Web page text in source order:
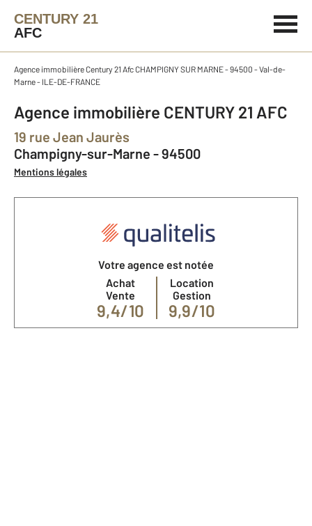
CENTURY 21
AFC
Agence immobilière Century 21 Afc CHAMPIGNY SUR MARNE - 94500 - Val-de-
Marne - ILE-DE-FRANCE
Agence immobilière CENTURY 21 AFC
19 rue Jean Jaurès
Champigny-sur-Marne - 94500
Mentions légales
Votre agence est notée
Achat
Vente
9,4/10
Location
Gestion
9,9/10